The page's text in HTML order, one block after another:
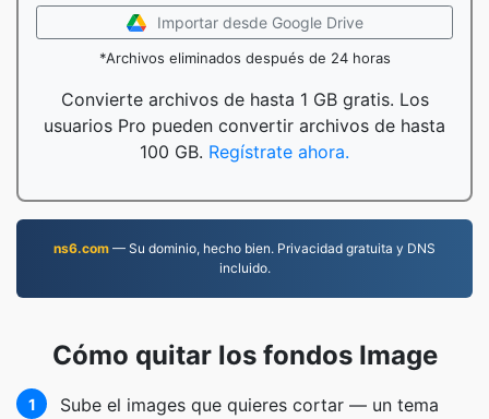
Importar desde Google Drive
*Archivos eliminados después de 24 horas
Convierte archivos de hasta 1 GB gratis. Los
usuarios Pro pueden convertir archivos de hasta
100 GB. Regístrate ahora.
ns6.com — Su dominio, hecho bien. Privacidad gratuita y DNS
incluido.
Cómo quitar los fondos Image
1
Sube el images que quieres cortar — un tema